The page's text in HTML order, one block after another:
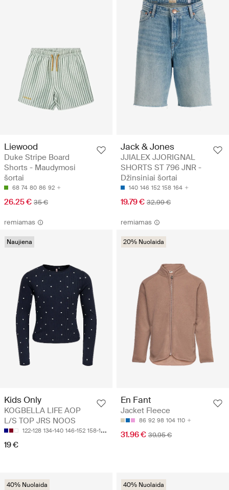
Liewood
Duke Stripe Board
Shorts - Maudymosi
šortai
68 74 80 86 92
26.25 € 35 €
Jack & Jones
JJIALEX JJORIGNAL
SHORTS ST 796 JNR -
Džinsiniai šortai
140 146 152 158 164
19.79 € 32.99 €
remiamas
Naujiena
Kids Only
KOGBELLA LIFE AOP
L/S TOP JRS NOOS
122-128 134-140 146-152 158-164
19 €
remiamas
20% Nuolaida
En Fant
Jacket Fleece
86 92 98 104 110
31.96 € 39.95 €
40% Nuolaida 40% Nuolaida